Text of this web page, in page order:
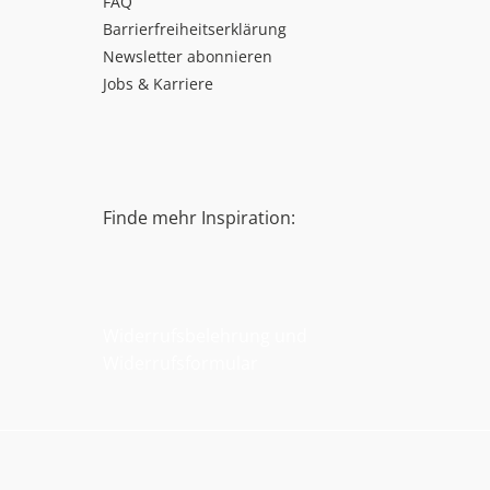
Barrierfreiheitserklärung
Newsletter abonnieren
Jobs & Karriere
Finde mehr Inspiration: